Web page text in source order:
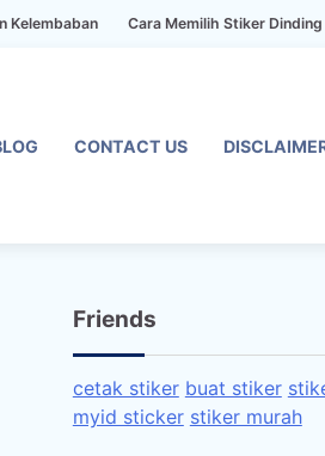
Cara Memilih Stiker Dinding
CONTACT US
Friends
cetak stiker buat stiker
myid sticker stiker murah